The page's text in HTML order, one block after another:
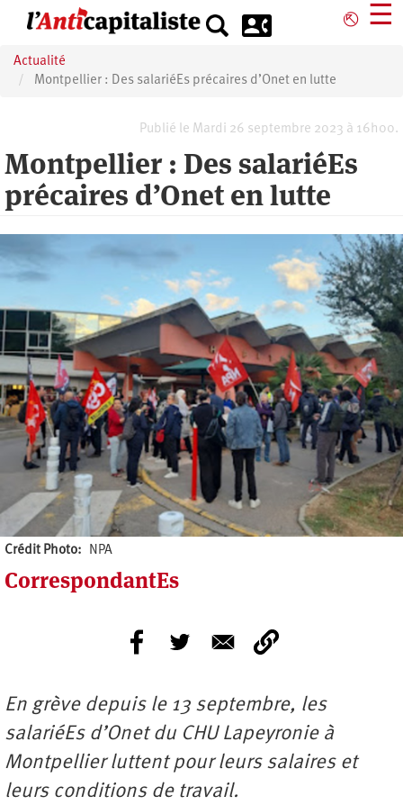
principal
⎋ ☰
Actualité
Montpellier : Des salariéEs précaires d’Onet en lutte
Publié le Mardi 26 septembre 2023 à 16h00.
Montpellier : Des salariéEs
précaires d’Onet en lutte
Crédit Photo NPA
CorrespondantEs
En grève depuis le 13 septembre, les
salariéEs d’Onet du CHU Lapeyronie à
Montpellier luttent pour leurs salaires et
leurs conditions de travail.